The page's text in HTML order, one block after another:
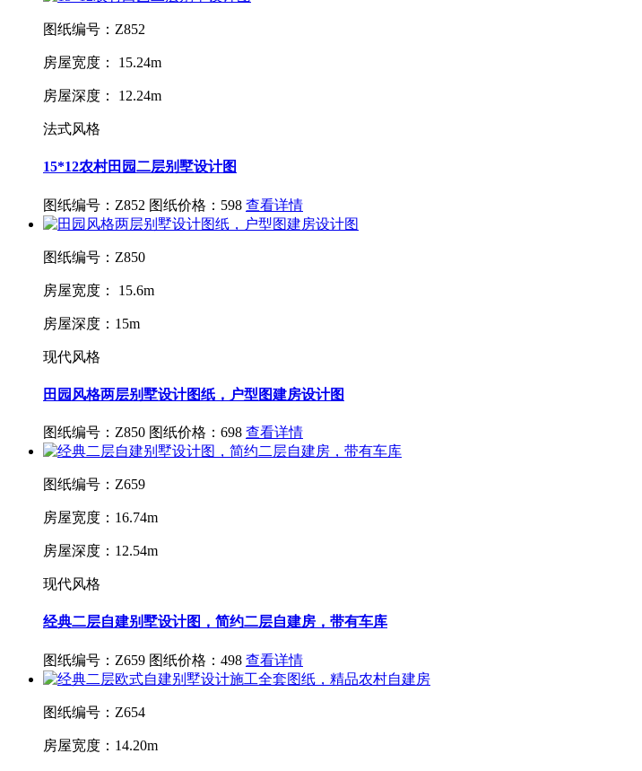
图纸编号：Z852
房屋宽度： 15.24m
房屋深度： 12.24m
法式风格
15*12农村田园二层别墅设计图
图纸编号：Z852 图纸价格：598 查看详情
图纸编号：Z850
房屋宽度： 15.6m
房屋深度：15m
现代风格
田园风格两层别墅设计图纸，户型图建房设计图
图纸编号：Z850 图纸价格：698 查看详情
图纸编号：Z659
房屋宽度：16.74m
房屋深度：12.54m
现代风格
经典二层自建别墅设计图，简约二层自建房，带有车库
图纸编号：Z659 图纸价格：498 查看详情
图纸编号：Z654
房屋宽度：14.20m